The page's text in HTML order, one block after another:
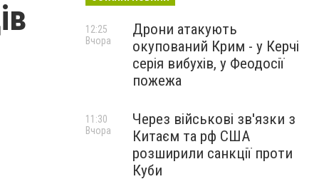
Дрони атакують
окупований Крим - у Керчі
серія вибухів, у Феодосії
пожежа
12:25
Вчора
Через військові зв'язки з
Китаєм та рф США
розширили санкції проти
Куби
11:30
Вчора